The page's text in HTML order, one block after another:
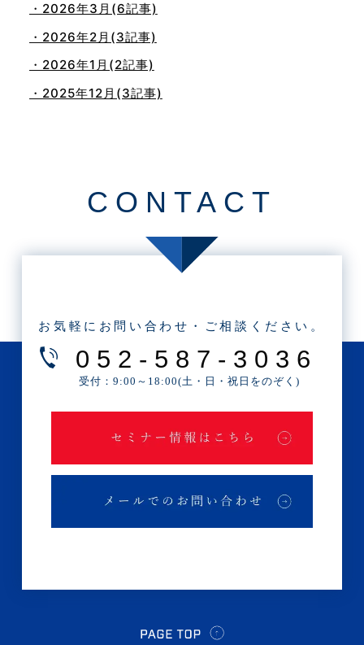
・2026年3月(6記事)
・2026年2月(3記事)
・2026年1月(2記事)
・2025年12月(3記事)
・2025年8月(2記事)
・2025年4月(1記事)
・2025年2月(3記事)
・2025年1月(1記事)
CONTACT
お気軽にお問い合わせ・ご相談ください。
052-587-3036
受付：9:00～18:00(土・日・祝日をのぞく)